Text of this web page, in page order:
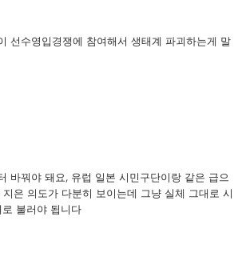
선수영입경쟁에 참여해서 생태계 파괴하는게 말
바꿔야 돼요, 유럽 일본 시민구단이랑 같은 급으
은 의도가 다분히 보이는데 그냥 실체 그대로 시
불러야 됩니다